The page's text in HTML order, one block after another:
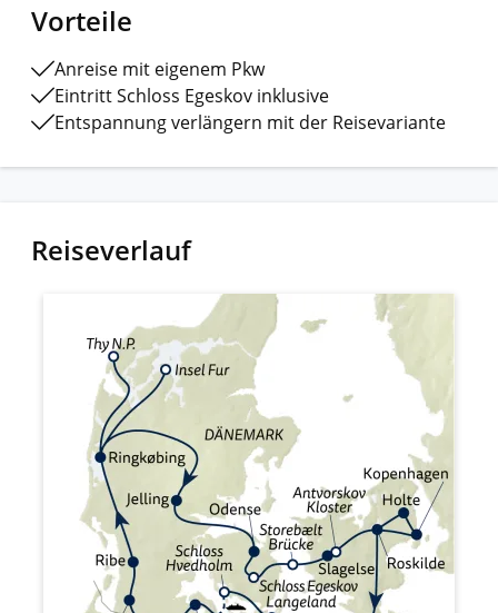
Vorteile
Anreise mit eigenem Pkw
Eintritt Schloss Egeskov inklusive
Entspannung verlängern mit der Reisevariante
Reiseverlauf